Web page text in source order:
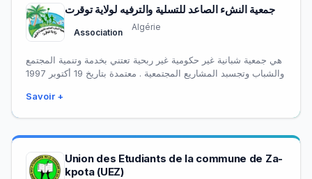
جمعية النشء الصاعد للتسلية والترفيه لولاية توقرت
Association
Algérie
هي جمعية شبانية غير حكومية غير ربحية تعتني بخدمة وتنمية المجتمع
والشباب وتجسبد المشاريع المجتمعية . معتمدة بتاريخ 19 أكتوبر 1997
Savoir +
Union des Etudiants de la commune de Za-
kpota (UEZ)